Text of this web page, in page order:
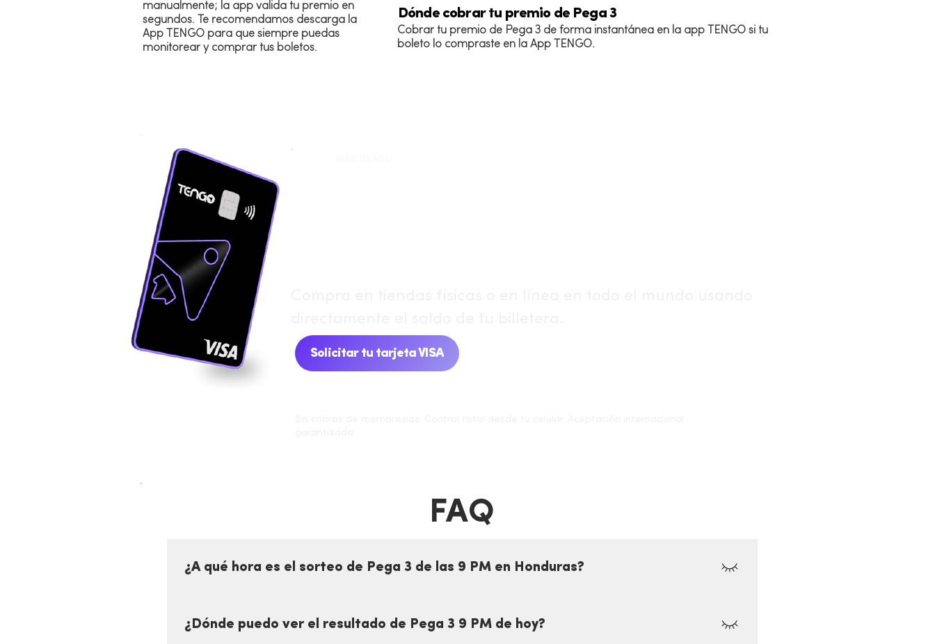
manualmente; la app valida tu premio en
segundos. Te recomendamos descarga la
App TENGO para que siempre puedas
monitorear y comprar tus boletos.
Dónde cobrar tu premio de Pega 3
Cobrar tu premio de Pega 3 de forma instantánea en la app TENGO si tu
boleto lo compraste en la App TENGO.
Solicitar tu tarjeta VISA
FAQ
¿A qué hora es el sorteo de Pega 3 de las 9 PM en Honduras?
Puedes ver el resultado en la App TENGO inmediatamente.
¿Dónde puedo ver el resultado de Pega 3 9 PM de hoy?